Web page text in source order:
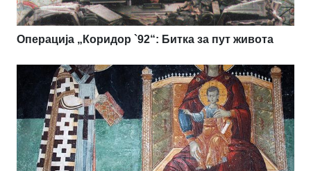
Операција „Коридор `92“: Битка за пут живота